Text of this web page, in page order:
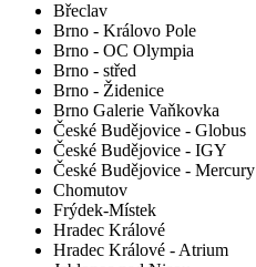
Břeclav
Brno - Královo Pole
Brno - OC Olympia
Brno - střed
Brno - Židenice
Brno Galerie Vaňkovka
České Budějovice - Globus
České Budějovice - IGY
České Budějovice - Mercury
Chomutov
Frýdek-Místek
Hradec Králové
Hradec Králové - Atrium